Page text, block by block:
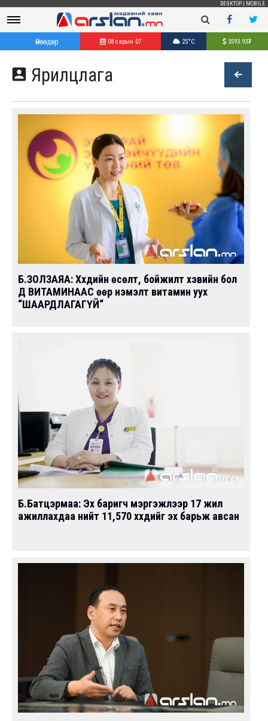
DESKTOP MOBILE
Өнөөдөр 08 сарын 07 25°C 3593.93₮
 Ярилцлага
Б.ЗОЛЗАЯА: Хүүхдийн өсөлт, бойжилт хэвийн бол
Д ВИТАМИНААС өөр нэмэлт витамин уух
“ШААРДЛАГАГҮЙ“
Б.Батцэрмаа: Эх баригч мэргэжлээр 17 жил
ажиллахдаа нийт 11,570 хүүхдийг эх барьж авсан